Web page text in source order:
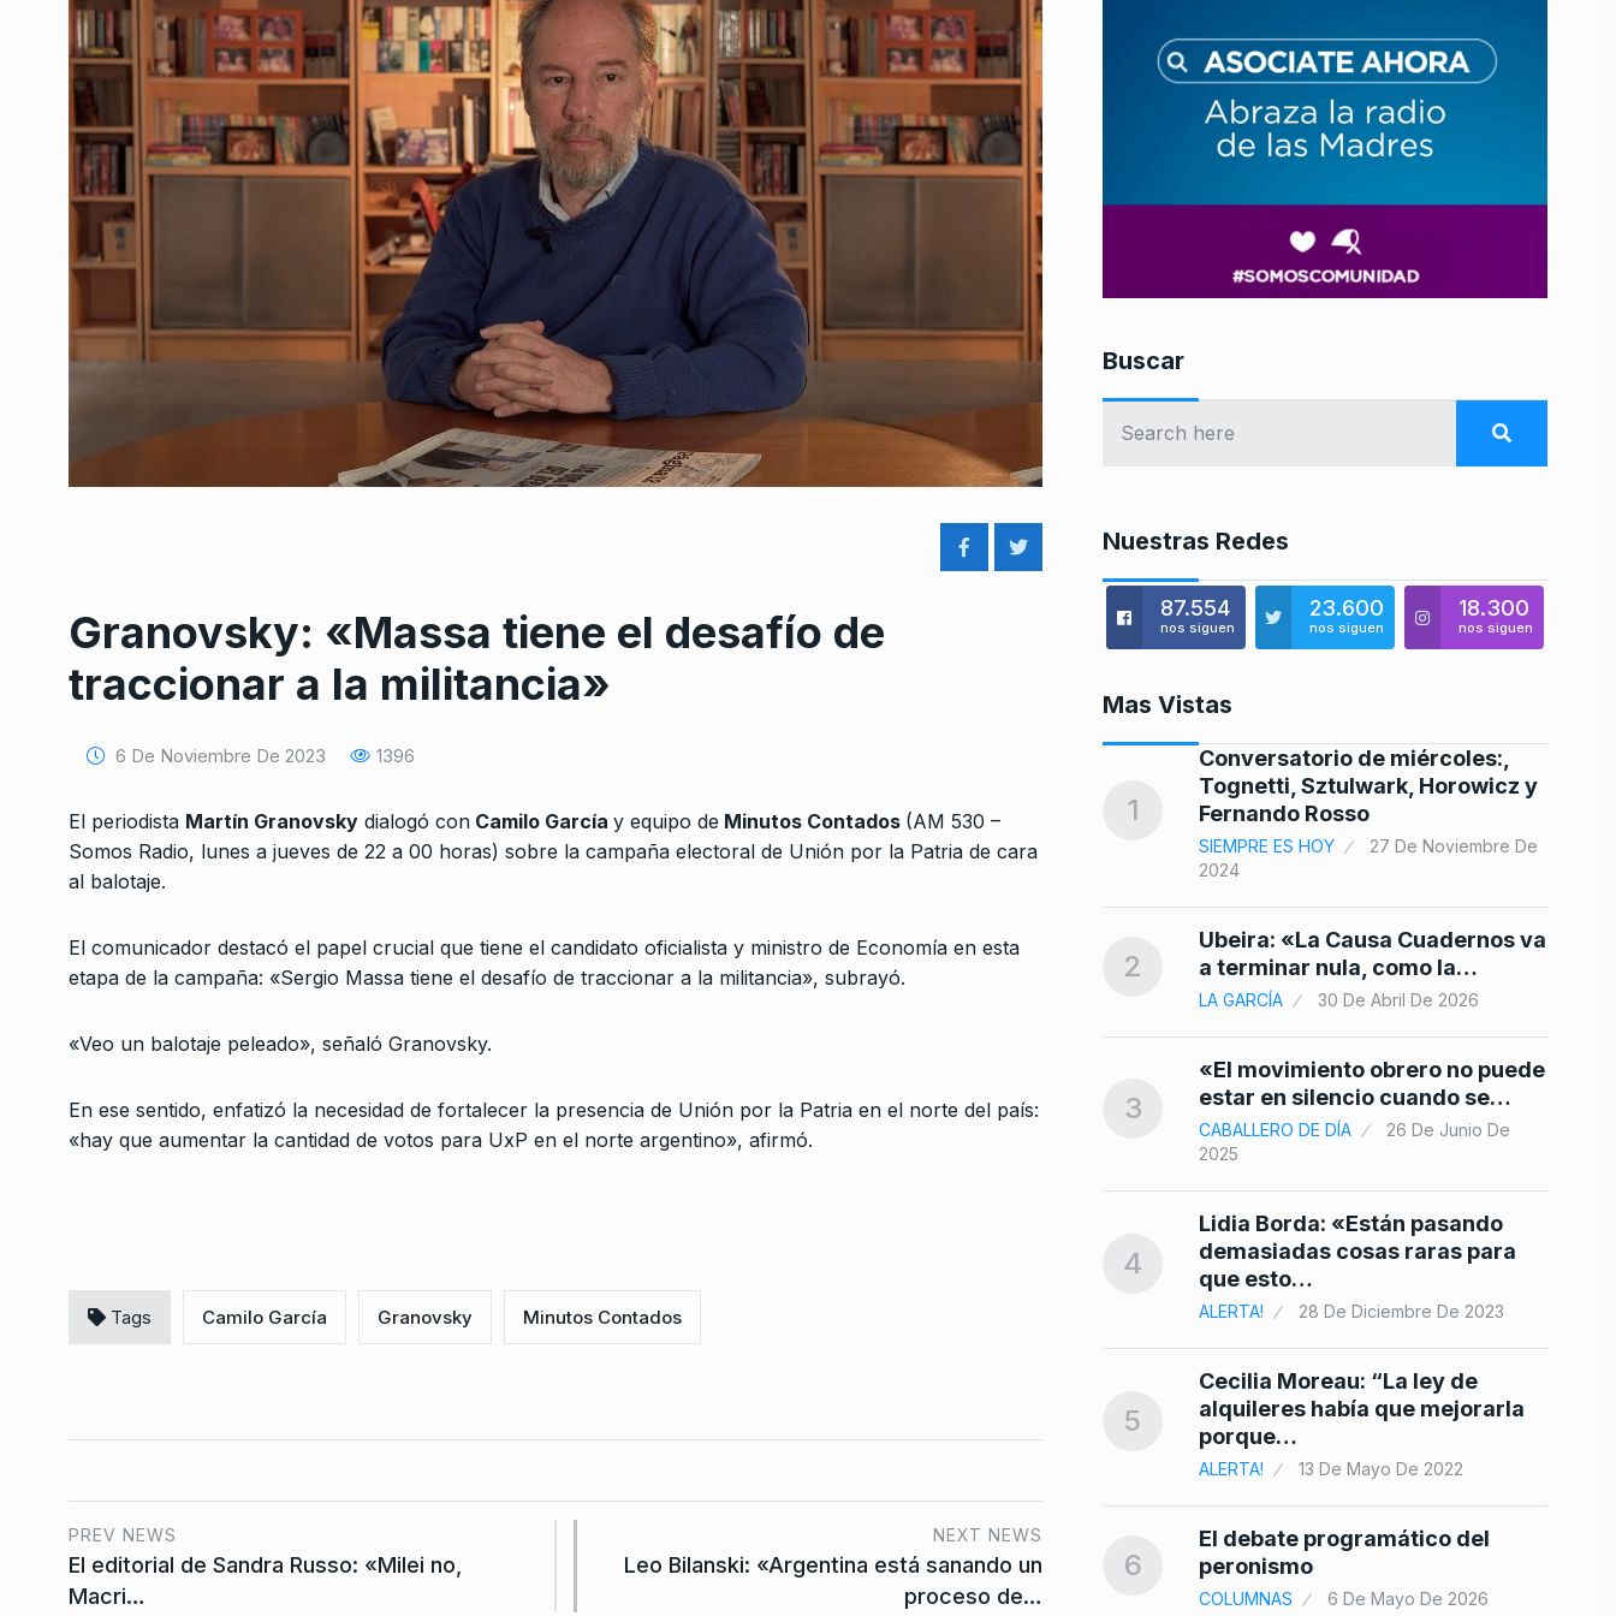
Granovsky: «Massa tiene el desafío de
traccionar a la militancia»
6 De Noviembre De 2023 1396
El periodista Martín Granovsky dialogó con Camilo García y equipo de Minutos Contados (AM 530 –
Somos Radio, lunes a jueves de 22 a 00 horas) sobre la campaña electoral de Unión por la Patria de cara
al balotaje.
El comunicador destacó el papel crucial que tiene el candidato oficialista y ministro de Economía en esta
etapa de la campaña: «Sergio Massa tiene el desafío de traccionar a la militancia», subrayó.
«Veo un balotaje peleado», señaló Granovsky.
En ese sentido, enfatizó la necesidad de fortalecer la presencia de Unión por la Patria en el norte del país:
«hay que aumentar la cantidad de votos para UxP en el norte argentino», afirmó.
Tags Camilo García Granovsky Minutos Contados
PREV NEWS
El editorial de Sandra Russo: «Milei no,
Macri…
NEXT NEWS
Leo Bilanski: «Argentina está sanando un
proceso de…
Buscar
Nuestras Redes
87.554
nos siguen
23.600
nos siguen
18.300
nos siguen
Mas Vistas
1
Conversatorio de miércoles:,
Fernando Rosso
SIEMPRE ES HOY
27 De Noviembre De
2
Ubeira: «La Causa Cuadernos va
a terminar nula, como la…
3
estar en silencio cuando se…
CABALLERO DE DÍA
26 De Junio De
2025
ALERTA! 28 De Diciembre De 2023
porque…
6
peronismo
político…
ALERTA! 5 De Enero De 2024
9
limitar los precios internos”
ALERTA! 24 De Mayo De 2022
CABALLERO DE DÍA
12 De Mayo De
2026
1
Conversatorio de miércoles:,
Tognetti, Sztulwark, Horowicz y
Fernando Rosso
SIEMPRE ES HOY
27 De Noviembre De
2024
2
Ubeira: «La Causa Cuadernos va
a terminar nula, como la…
LA GARCÍA 30 De Abril De 2026
3
«El movimiento obrero no puede
estar en silencio cuando se…
CABALLERO DE DÍA
26 De Junio De
2025
4
Lidia Borda: «Están pasando
demasiadas cosas raras para
que esto…
ALERTA! 28 De Diciembre De 2023
5
Cecilia Moreau: “La ley de
alquileres había que mejorarla
porque…
ALERTA! 13 De Mayo De 2022
6
El debate programático del
peronismo
COLUMNAS 6 De Mayo De 2026